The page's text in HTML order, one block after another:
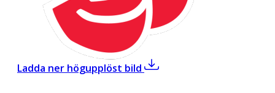
Ladda ner högupplöst bild ,Lars Eriksson (S)